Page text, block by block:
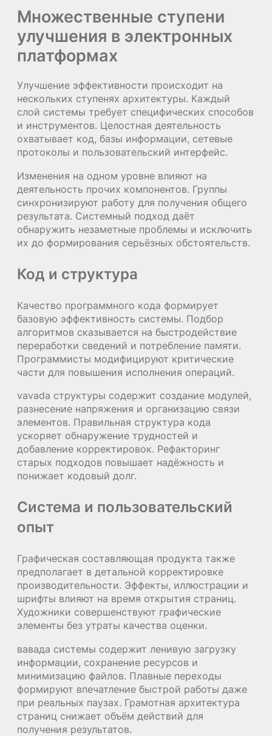
Множественные ступени
улучшения в электронных
платформах
Улучшение эффективности происходит на
нескольких ступенях архитектуры. Каждый
слой системы требует специфических способов
и инструментов. Целостная деятельность
охватывает код, базы информации, сетевые
протоколы и пользовательский интерфейс.
Изменения на одном уровне влияют на
деятельность прочих компонентов. Группы
синхронизируют работу для получения общего
результата. Системный подход даёт
обнаружить незаметные проблемы и исключить
их до формирования серьёзных обстоятельств.
Код и структура
Качество программного кода формирует
базовую эффективность системы. Подбор
алгоритмов сказывается на быстродействие
переработки сведений и потребление памяти.
Программисты модифицируют критические
части для повышения исполнения операций.
vavada структуры содержит создание модулей,
разнесение напряжения и организацию связи
элементов. Правильная структура кода
ускоряет обнаружение трудностей и
добавление корректировок. Рефакторинг
старых подходов повышает надёжность и
понижает кодовый долг.
Система и пользовательский
опыт
Графическая составляющая продукта также
предполагает в детальной корректировке
производительности. Эффекты, иллюстрации и
шрифты влияют на время открытия страниц.
Художники совершенствуют графические
элементы без утраты качества оценки.
вавада системы содержит ленивую загрузку
информации, сохранение ресурсов и
минимизацию файлов. Плавные переходы
формируют впечатление быстрой работы даже
при реальных паузах. Грамотная архитектура
страниц снижает объём действий для
получения результатов.